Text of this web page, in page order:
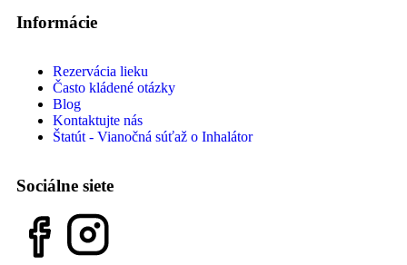
Informácie
Rezervácia lieku
Často kládené otázky
Blog
Kontaktujte nás
Štatút - Vianočná súťaž o Inhalátor
Sociálne siete